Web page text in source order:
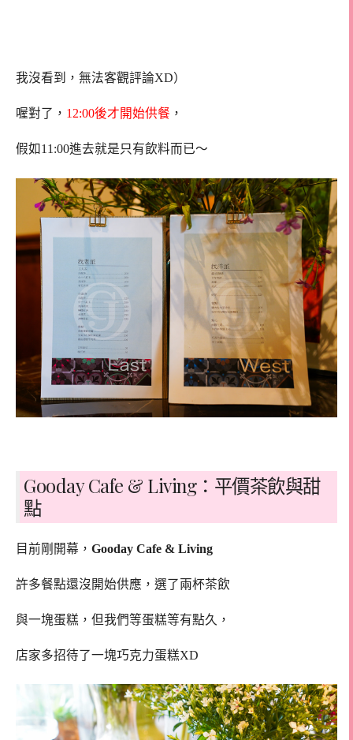
我沒看到，無法客觀評論XD）
喔對了， 12:00後才開始供餐 ，
假如11:00進去就是只有飲料而已～
Gooday Cafe & Living：平價茶飲與甜
點
目前剛開幕， Gooday Cafe & Living
許多餐點還沒開始供應，選了兩杯茶飲
與一塊蛋糕，但我們等蛋糕等有點久，
店家多招待了一塊巧克力蛋糕XD